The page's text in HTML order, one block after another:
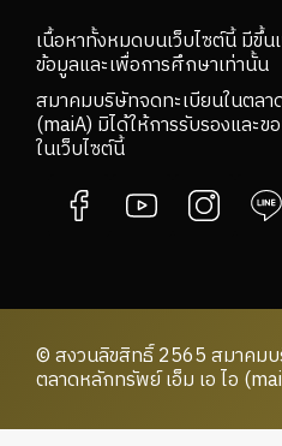
เนื้อหาทั้งหมดบนเว็บไซต์นี้ มีขึ้
ข้อมูลและเพื่อการศึกษาเท่านั้น
สมาคมบริษัทจดทะเบียนในตลา
(maiA) มิได้ให้การรับรองและ
ในเว็บไซต์นี้
© สงวนลิขสิทธิ์ 2565 สมาคม
ตลาดหลักทรัพย์ เอ็ม เอ ไอ